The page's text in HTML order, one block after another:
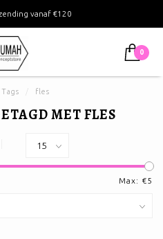
vanaf €120
0
Tags fles
MET FLES
Max: €5